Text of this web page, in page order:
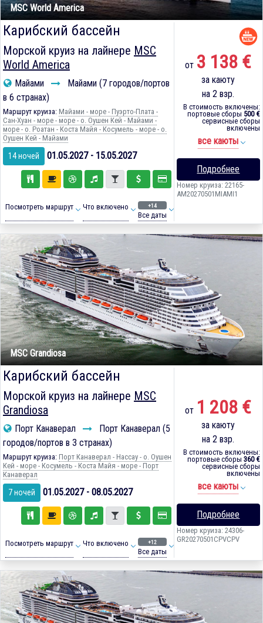
MSC World America
Карибский бассейн
Морской круиз на лайнере MSC
World America
Майами
Майами (7 городов/портов
в 6 странах)
Маршрут круиза: Майами - море - Пуэрто-Плата -
Сан-Хуан - море - море - о. Оушен Кей - Майами -
море - о. Роатан - Коста Майя - Косумель - море - о.
Оушен Кей - Майами
14 ночей 01.05.2027 - 15.05.2027
Посмотреть маршрут Что включено +14
Все даты
от 3 138 €
за каюту
на 2 взр.
В стоимость включены:
портовые сборы 500 €
сервисные сборы
включены
все каюты
Подробнее
Номер круиза: 22165-
AM20270501MIAMI1
MSC Grandiosa
Карибский бассейн
Морской круиз на лайнере MSC
Grandiosa
Порт Канаверал
Порт Канаверал (5
городов/портов в 3 странах)
Маршрут круиза: Порт Канаверал - Нассау - о. Оушен
Кей - море - Косумель - Коста Майя - море - Порт
Канаверал
7 ночей 01.05.2027 - 08.05.2027
Посмотреть маршрут Что включено +12
Все даты
от 1 208 €
за каюту
на 2 взр.
В стоимость включены:
портовые сборы 360 €
сервисные сборы
включены
все каюты
Подробнее
Номер круиза: 24306-
GR20270501CPVCPV